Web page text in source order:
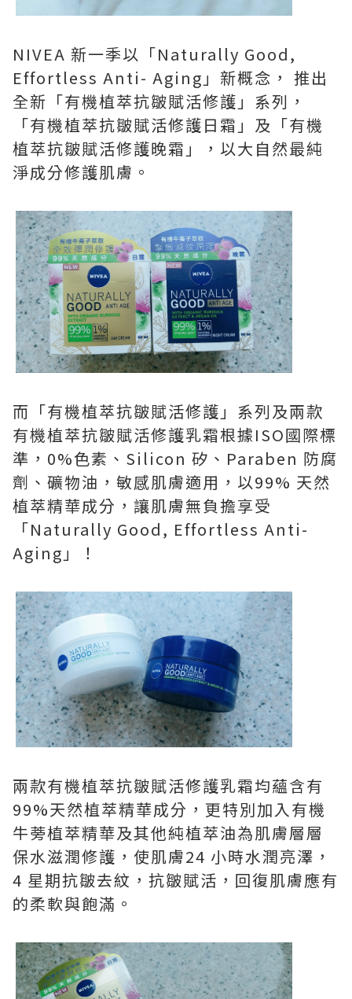
NIVEA 新一季以「Naturally Good,
Effortless Anti- Aging」新概念， 推出
全新「有機植萃抗皺賦活修護」系列，
「有機植萃抗皺賦活修護日霜」及「有機
植萃抗皺賦活修護晚霜」，以大自然最純
淨成分修護肌膚。
而「有機植萃抗皺賦活修護」系列及兩款
有機植萃抗皺賦活修護乳霜根據ISO國際標
準，0%色素、Silicon 矽、Paraben 防腐
劑、礦物油，敏感肌膚適用，以99% 天然
植萃精華成分，讓肌膚無負擔享受
「Naturally Good, Effortless Anti-
Aging」！
兩款有機植萃抗皺賦活修護乳霜均蘊含有
99%天然植萃精華成分，更特別加入有機
牛蒡植萃精華及其他純植萃油為肌膚層層
保水滋潤修護，使肌膚24 小時水潤亮澤，
4 星期抗皺去紋，抗皺賦活，回復肌膚應有
的柔軟與飽滿。